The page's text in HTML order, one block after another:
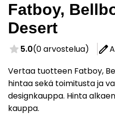
Fatboy,
Desert
5.0(0 arvostelua)
Vertaa tuotteen Fatboy,
hintaa sekä toimitusta ja
designkauppa. Hinta alkaen
kauppa.